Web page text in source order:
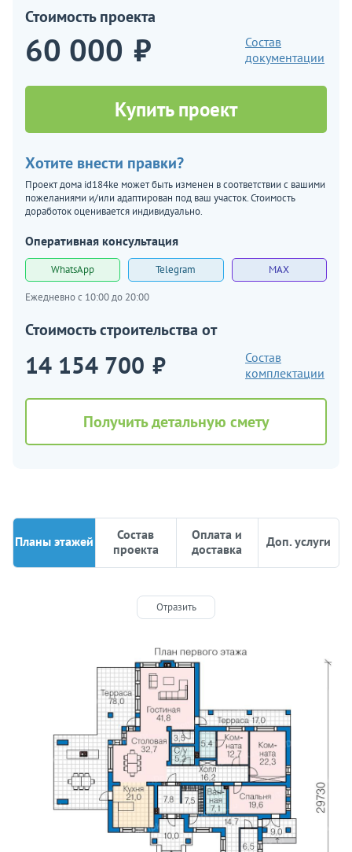
Стоимость проекта
60 000 ₽
Состав
документации
Купить проект
Хотите внести правки?
Проект дома id184ke может быть изменен в соответствии с вашими
пожеланиями и/или адаптирован под ваш участок. Стоимость
доработок оценивается индивидуально.
Оперативная консультация
WhatsApp Telegram MAX
Ежедневно с 10:00 до 20:00
Стоимость строительства от
14 154 700 ₽
Состав
комплектации
Получить детальную смету
Планы этажей
Состав
проекта
Оплата и
доставка
Доп. услуги